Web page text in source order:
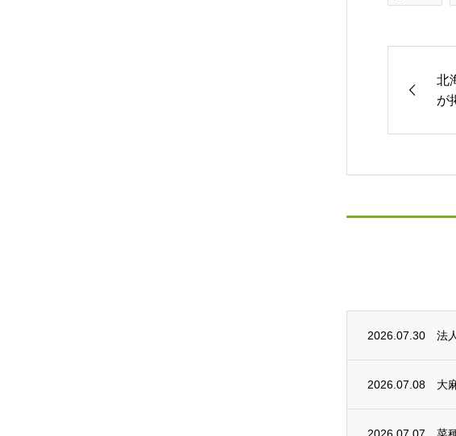
北
が
2026.07.30 法
2026.07.08 大